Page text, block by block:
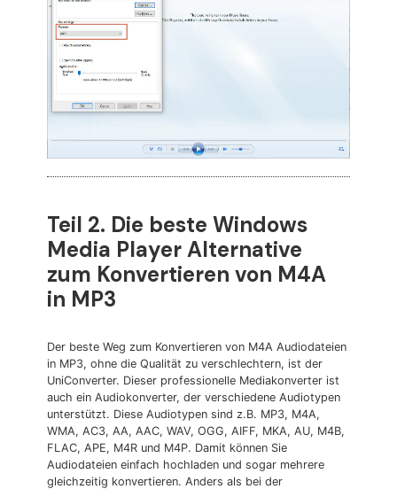
Teil 2. Die beste Windows
Media Player Alternative
zum Konvertieren von M4A
in MP3
Der beste Weg zum Konvertieren von M4A Audiodateien
in MP3, ohne die Qualität zu verschlechtern, ist der
UniConverter. Dieser professionelle Mediakonverter ist
auch ein Audiokonverter, der verschiedene Audiotypen
unterstützt. Diese Audiotypen sind z.B. MP3, M4A,
WMA, AC3, AA, AAC, WAV, OGG, AIFF, MKA, AU, M4B,
FLAC, APE, M4R und M4P. Damit können Sie
Audiodateien einfach hochladen und sogar mehrere
gleichzeitig konvertieren. Anders als bei der